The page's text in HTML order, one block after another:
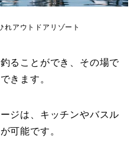
れアウトドアリゾート
ることができ、その場で
きます。
ジは、キッチンやバスル
可能です。